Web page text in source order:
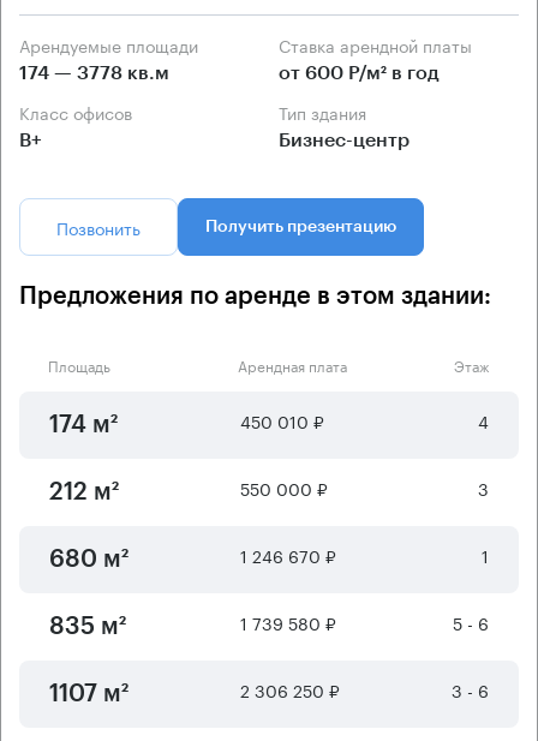
Арендуемые площади
174 — 3778 кв.м
Ставка арендной платы
от 600 Р/м² в год
Класс офисов
B+
Тип здания
Бизнес-центр
Позвонить Получить презентацию
Предложения по аренде в этом здании:
Площадь Арендная плата Этаж
174 м² 450 010 ₽ 4
212 м² 550 000 ₽ 3
680 м² 1 246 670 ₽ 1
835 м² 1 739 580 ₽ 5 - 6
1107 м² 2 306 250 ₽ 3 - 6